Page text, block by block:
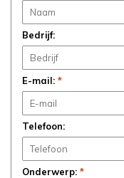
Bedrijf:
E-mail: *
Telefoon:
Onderwerp: *